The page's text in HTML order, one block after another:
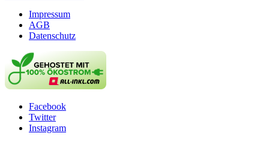
Impressum
AGB
Datenschutz
Facebook
Twitter
Instagram